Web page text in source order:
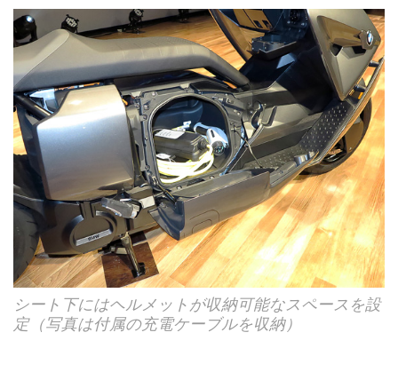
シート下にはヘルメットが収納可能なスペースを設
定（写真は付属の充電ケーブルを収納）